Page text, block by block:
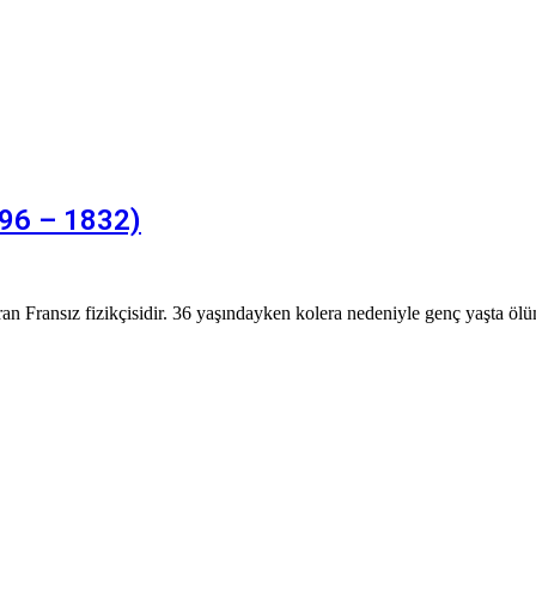
– 1832)
Fransız fizikçisidir. 36 yaşındayken kolera nedeniyle genç yaşta